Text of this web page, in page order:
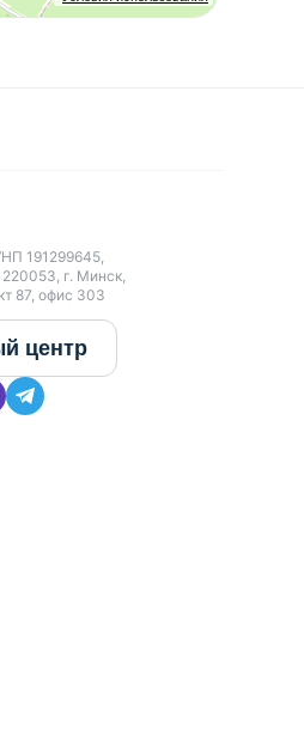
191299645,
г. Минск,
87, офис 303
центр